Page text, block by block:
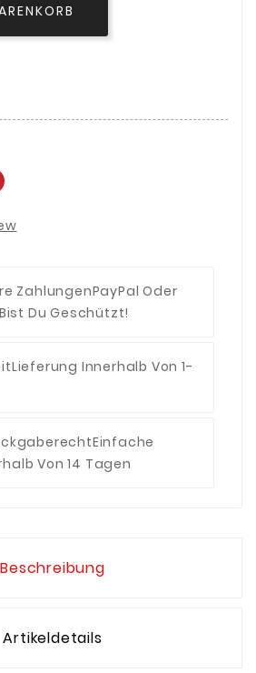
ZahlungenPayPal Oder
Du Geschützt!
Lieferung Innerhalb Von 1-
Einfache
Von 14 Tagen
Beschreibung
Artikeldetails